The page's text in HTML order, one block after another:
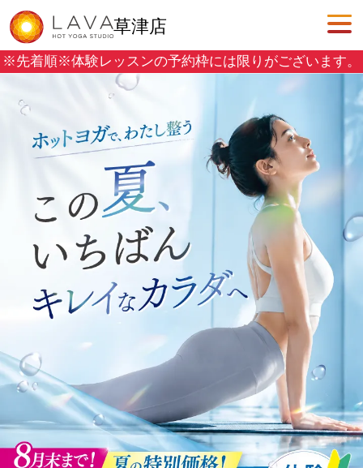
草津店
※先着順※体験レッスンの予約枠には限りがございます。